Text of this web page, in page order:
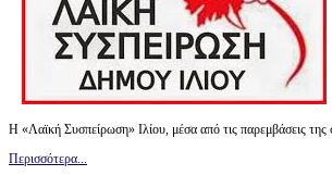
H «Λαϊκή Συσπείρωση» Ιλίου, μέσα από τις παρεμβάσεις
Περισσότερα...